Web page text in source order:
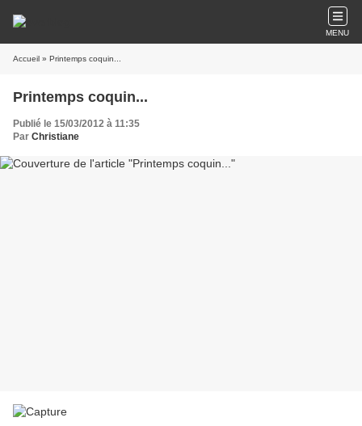
MENU
Accueil » Printemps coquin...
Printemps coquin...
Publié le 15/03/2012 à 11:35
Par Christiane